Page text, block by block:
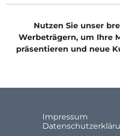
Nutzen Sie unser
Werbeträgern, um Ihre
präsentieren und neue
Impressum